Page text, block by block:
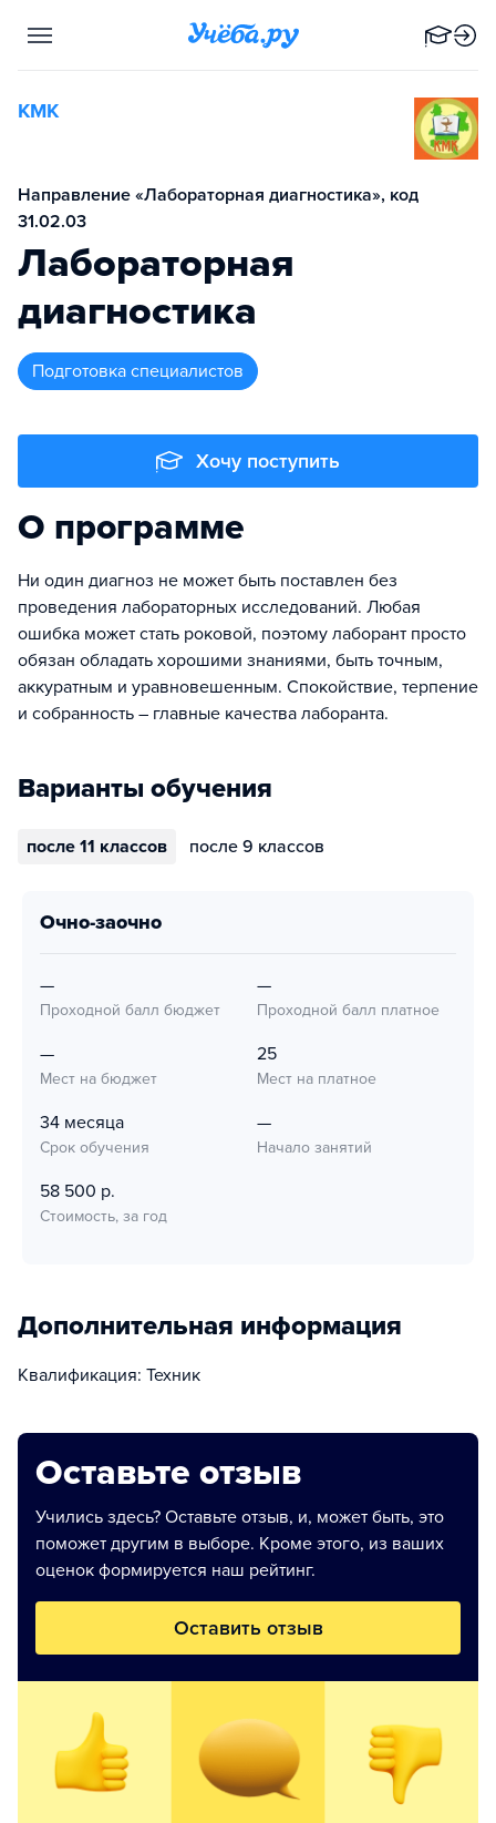
КМК
Направление «Лабораторная диагностика», код
31.02.03
Лабораторная
диагностика
подготовка специалистов
Хочу поступить
О программе
Ни один диагноз не может быть поставлен без
проведения лабораторных исследований. Любая
ошибка может стать роковой, поэтому лаборант просто
обязан обладать хорошими знаниями, быть точным,
аккуратным и уравновешенным. Спокойствие, терпение
и собранность – главные качества лаборанта.
Варианты обучения
после 11 классов после 9 классов
очно-заочно
—
Проходной балл бюджет
—
Проходной балл платное
—
Мест на бюджет
25
Мест на платное
34 месяца
Срок обучения
—
Начало занятий
58 500 р.
Стоимость, за год
Дополнительная информация
Квалификация: Техник
Оставьте отзыв
Учились здесь? Оставьте отзыв, и, может быть, это
поможет другим в выборе. Кроме этого, из ваших
оценок формируется наш рейтинг.
Оставить отзыв